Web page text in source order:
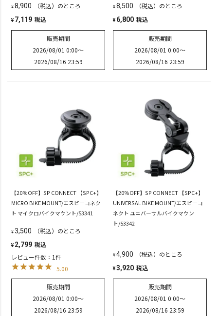
¥8,900 （税込）のところ
¥ 7,119 税込
販売期間
2026/08/01 0:00〜
2026/08/16 23:59
¥8,500 （税込）のところ
¥ 6,800 税込
販売期間
2026/08/01 0:00〜
2026/08/16 23:59
【20％OFF】SP CONNECT 【SPC+】
MICRO BIKE MOUNT/エスピーコネク
ト マイクロバイクマウント/53341
¥3,500 （税込）のところ
¥ 2,799 税込
レビュー件数：1件
5.00
販売期間
2026/08/01 0:00〜
2026/08/16 23:59
【20％OFF】SP CONNECT 【SPC+】
UNIVERSAL BIKE MOUNT/エスピーコ
ネクト ユニバーサルバイクマウン
ト/53342
¥4,900 （税込）のところ
¥3,920 税込
販売期間
2026/08/01 0:00〜
2026/08/16 23:59